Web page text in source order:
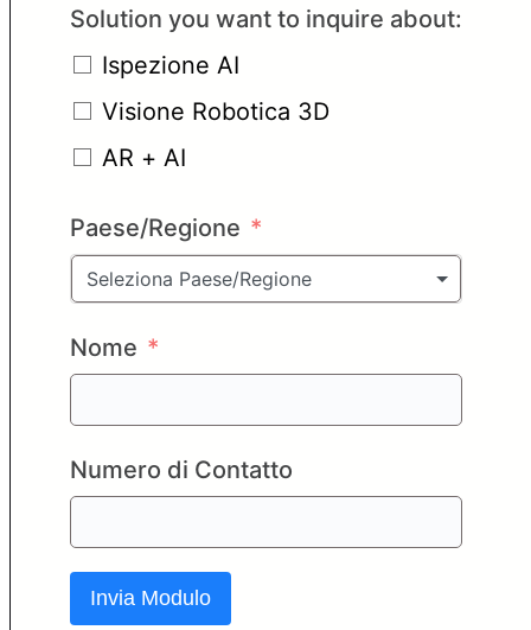
Solution you want to inquire about:
Ispezione AI
Visione Robotica 3D
AR + AI
Paese/Regione
Seleziona Paese/Regione
Nome
Numero di Contatto
Invia Modulo